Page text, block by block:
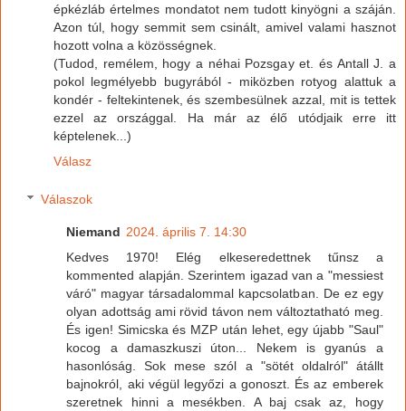
épkézláb értelmes mondatot nem tudott kinyögni a száján.
Azon túl, hogy semmit sem csinált, amivel valami hasznot
hozott volna a közösségnek.
(Tudod, remélem, hogy a néhai Pozsgay et. és Antall J. a
pokol legmélyebb bugyrából - miközben rotyog alattuk a
kondér - feltekintenek, és szembesülnek azzal, mit is tettek
ezzel az országgal. Ha már az élő utódjaik erre itt
képtelenek...)
Válasz
Válaszok
Niemand 2024. április 7. 14:30
Kedves 1970! Elég elkeseredettnek tűnsz a
kommented alapján. Szerintem igazad van a "messiest
váró" magyar társadalommal kapcsolatban. De ez egy
olyan adottság ami rövid távon nem változtatható meg.
És igen! Simicska és MZP után lehet, egy újabb "Saul"
kocog a damaszkuszi úton... Nekem is gyanús a
hasonlóság. Sok mese szól a "sötét oldalról" átállt
bajnokról, aki végül legyőzi a gonoszt. És az emberek
szeretnek hinni a mesékben. A baj csak az, hogy